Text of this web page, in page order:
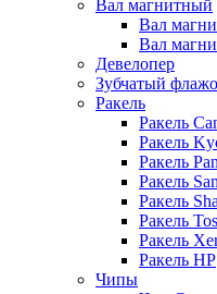
Вал магнитный
Вал
Вал
Девелопер
Зубчатый
Ракель
Ракель
Ракель
Ракель
Ракель
Ракель
Ракель
Ракель
Ракель НР
Чипы